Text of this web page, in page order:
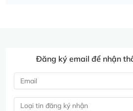
Đăng ký email để nhận
Loại tin đăng ký nhận